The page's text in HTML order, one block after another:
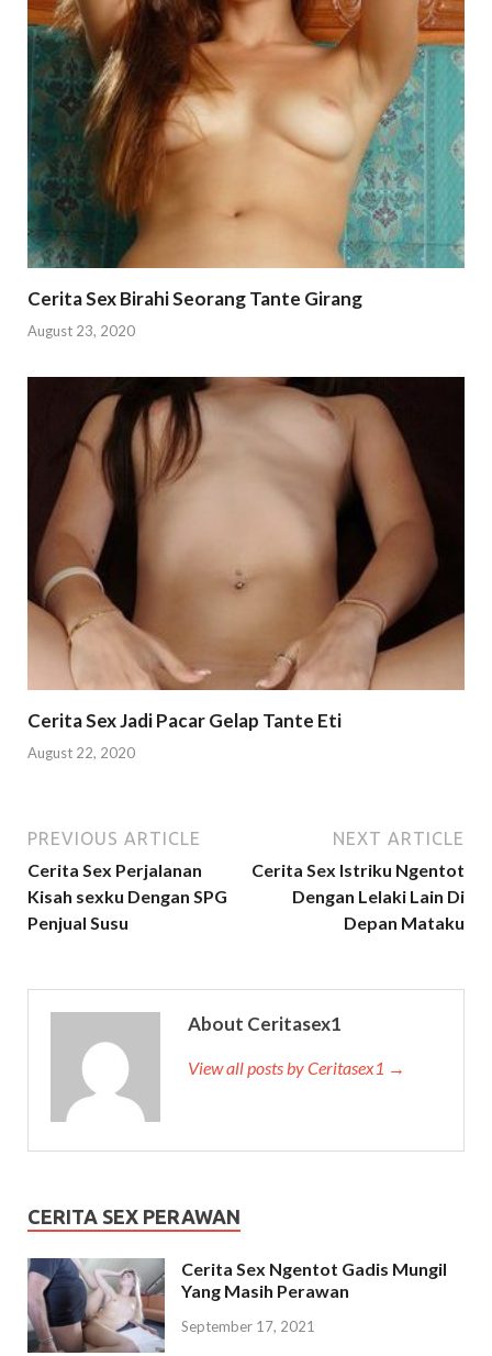
Cerita Sex Birahi Seorang Tante Girang
August 23, 2020
Cerita Sex Jadi Pacar Gelap Tante Eti
August 22, 2020
PREVIOUS ARTICLE
Cerita Sex Perjalanan
Kisah sexku Dengan SPG
Penjual Susu
NEXT ARTICLE
Cerita Sex Istriku Ngentot
Dengan Lelaki Lain Di
Depan Mataku
About Ceritasex1
View all posts by Ceritasex1 →
CERITA SEX PERAWAN
Cerita Sex Ngentot Gadis Mungil
Yang Masih Perawan
September 17, 2021